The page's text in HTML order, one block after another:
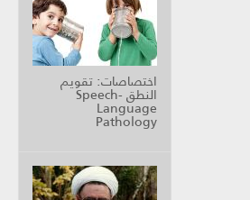
اختصاصات: تقويم
النطق Speech-
Language
Pathology